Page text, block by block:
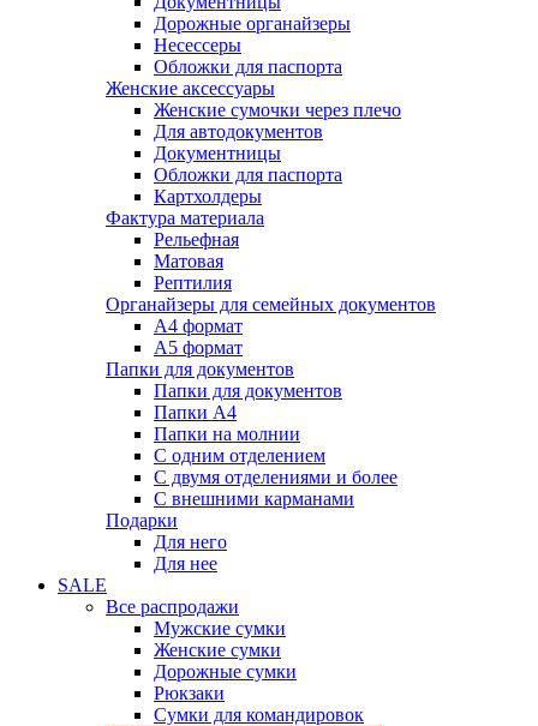
Дорожные органайзеры
Несессеры
Обложки для паспорта
Женские аксессуары
Женские сумочки через плечо
Для автодокументов
Документницы
Обложки для паспорта
Картхолдеры
Фактура материала
Рельефная
Матовая
Рептилия
Органайзеры для семейных документов
А4 формат
А5 формат
Папки для документов
Папки для документов
Папки А4
Папки на молнии
С одним отделением
С двумя отделениями и более
С внешними карманами
Подарки
Для него
Для нее
SALE
Все распродажи
Мужские сумки
Женские сумки
Дорожные сумки
Рюкзаки
Сумки для командировок